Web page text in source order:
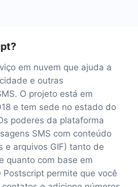
em nuvem que ajuda a
e outras
O projeto está em
e tem sede no estado do
poderes da plataforma
SMS com conteúdo
e arquivos GIF) tanto de
quanto com base em
Postscript permite que você